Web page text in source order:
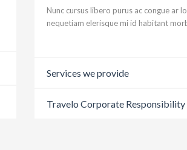
Nunc cursus libero purus ac congue ar
nequetiam elerisque mi id habitant
Services we provide
Travelo Corporate Responsibility